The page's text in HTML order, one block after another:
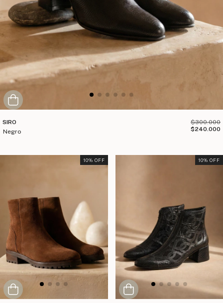
SIRO
negro
$300.000
$240.000
10% OFF 10% OFF